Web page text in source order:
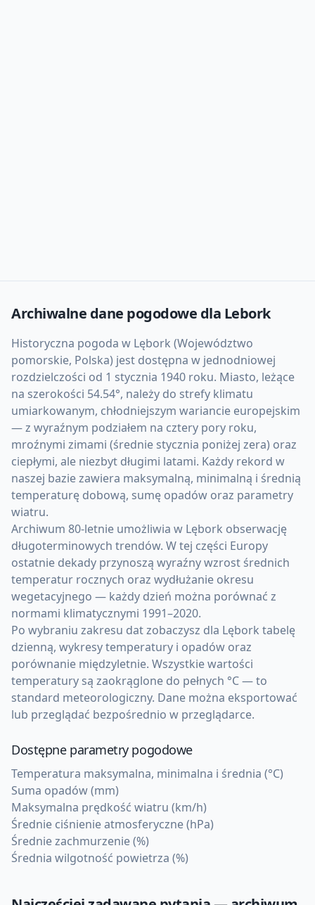
Archiwalne dane pogodowe dla Lebork
Historyczna pogoda w Lębork (Województwo
pomorskie, Polska) jest dostępna w jednodniowej
rozdzielczości od 1 stycznia 1940 roku. Miasto, leżące
na szerokości 54.54°, należy do strefy klimatu
umiarkowanym, chłodniejszym wariancie europejskim
— z wyraźnym podziałem na cztery pory roku,
mroźnymi zimami (średnie stycznia poniżej zera) oraz
ciepłymi, ale niezbyt długimi latami. Każdy rekord w
naszej bazie zawiera maksymalną, minimalną i średnią
temperaturę dobową, sumę opadów oraz parametry
wiatru.
Archiwum 80-letnie umożliwia w Lębork obserwację
długoterminowych trendów. W tej części Europy
ostatnie dekady przynoszą wyraźny wzrost średnich
temperatur rocznych oraz wydłużanie okresu
wegetacyjnego — każdy dzień można porównać z
normami klimatycznymi 1991–2020.
Po wybraniu zakresu dat zobaczysz dla Lębork tabelę
dzienną, wykresy temperatury i opadów oraz
porównanie międzyletnie. Wszystkie wartości
temperatury są zaokrąglone do pełnych °C — to
standard meteorologiczny. Dane można eksportować
lub przeglądać bezpośrednio w przeglądarce.
Dostępne parametry pogodowe
Temperatura maksymalna, minimalna i średnia (°C)
Suma opadów (mm)
Maksymalna prędkość wiatru (km/h)
Średnie ciśnienie atmosferyczne (hPa)
Średnie zachmurzenie (%)
Średnia wilgotność powietrza (%)